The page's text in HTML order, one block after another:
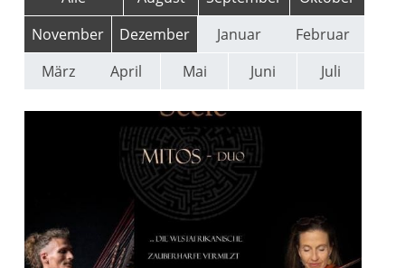
November
Dezember Januar
Februar
März
April Mai Juni Juli